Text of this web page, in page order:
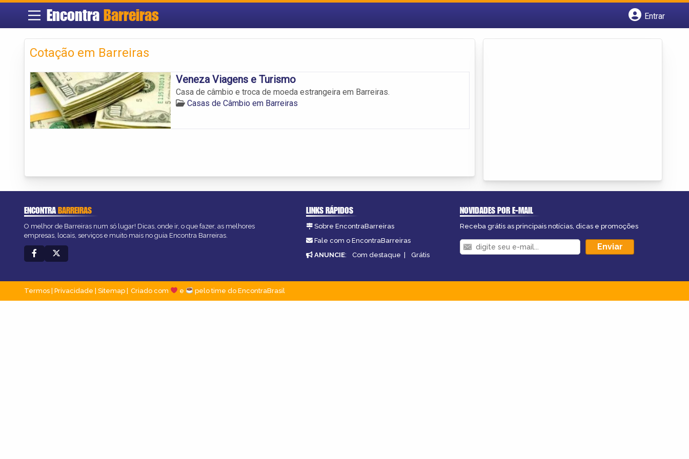
Encontra Barreiras
Entrar
Cotação em Barreiras
Veneza Viagens e Turismo
Casa de câmbio e troca de moeda estrangeira em Barreiras.
Casas de Câmbio em Barreiras
ENCONTRABARREIRAS
O melhor de Barreiras num só lugar! Dicas, onde ir, o que fazer, as melhores
empresas, locais, serviços e muito mais no guia Encontra Barreiras.
LINKS RÁPIDOS
Sobre EncontraBarreiras
Fale com o EncontraBarreiras
ANUNCIE: Com destaque | Grátis
NOVIDADES POR E-MAIL
Receba grátis as principais notícias, dicas e promoções
Termos Privacidade Sitemap Criado com e pelo time do EncontraBrasil